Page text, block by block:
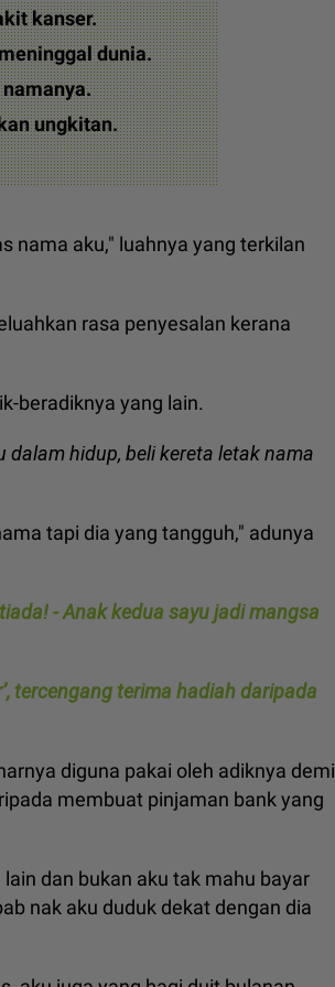
kanser.
dunia.
ungkitan.
nama aku," luahnya yang terkilan
rasa penyesalan kerana
beradiknya yang lain.
dalam hidup, beli kereta letak nama
tapi dia yang tangguh," adunya
- Anak kedua sayu jadi mangsa
tercengang terima hadiah daripada
diguna pakai oleh adiknya demi
membuat pinjaman bank yang
dan bukan aku tak mahu bayar
nak aku duduk dekat dengan dia